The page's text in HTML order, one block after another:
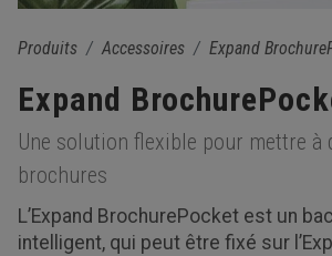
Produits Accessoires Expand
Expand
Une solution flexible pour mettre à
brochures
L’Expand BrochurePocket est un
intelligent, qui peut être fixé sur